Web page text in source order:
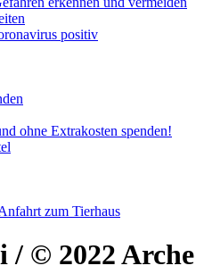
positiv
ohne Extrakosten spenden!
zum Tierhaus
/ © 2022 Arche